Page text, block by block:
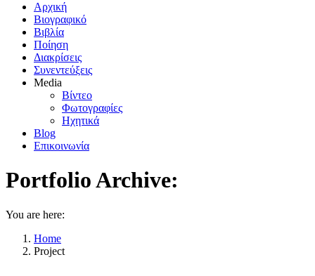
Αρχική
Βιογραφικό
Βιβλία
Ποίηση
Διακρίσεις
Συνεντεύξεις
Media
Βίντεο
Φωτογραφίες
Ηχητικά
Blog
Επικοινωνία
Portfolio Archive:
You are here:
Home
Project